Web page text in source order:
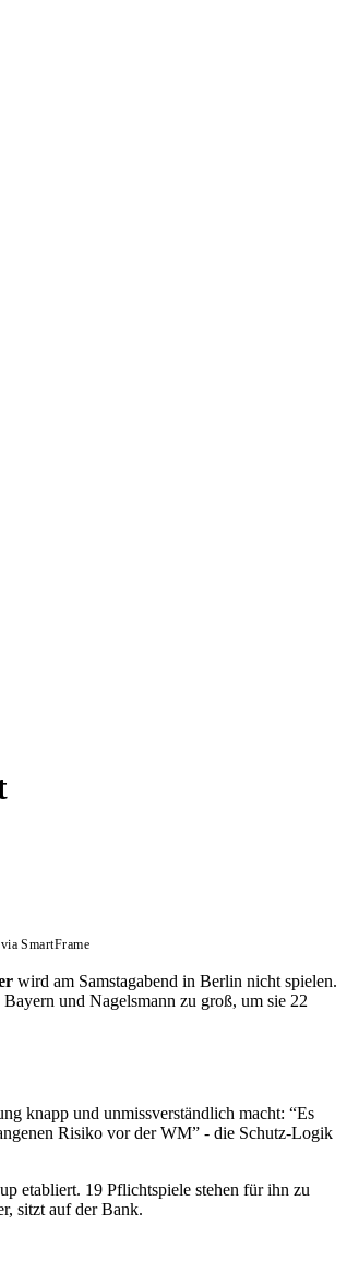
via SmartFrame
wird am Samstagabend in Berlin nicht spielen.
und Nagelsmann zu groß, um sie 22
knapp und unmissverständlich macht: “Es
Risiko vor der WM” - die Schutz-Logik
etabliert. 19 Pflichtspiele stehen für ihn zu
sitzt auf der Bank.